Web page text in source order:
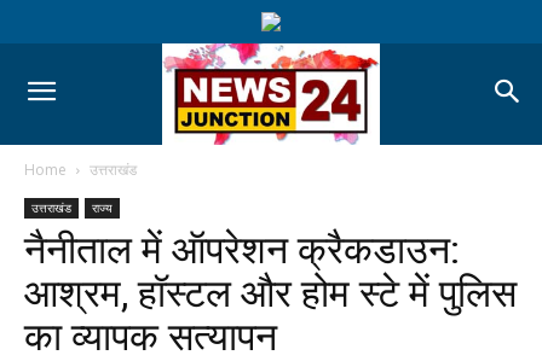
Home उत्तराखंड
उत्तराखंड राज्य
नैनीताल में ऑपरेशन क्रैकडाउन:
आश्रम, हॉस्टल और होम स्टे में पुलिस
का व्यापक सत्यापन